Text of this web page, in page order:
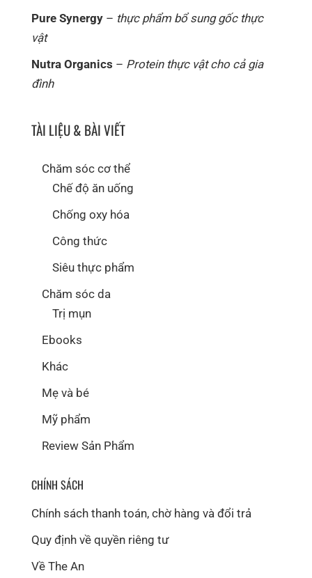
Pure Synergy – thực phẩm bổ sung gốc thực
vật
Nutra Organics – Protein thực vật cho cả gia
đình
TÀI LIỆU & BÀI VIẾT
Chăm sóc cơ thể
Chế độ ăn uống
Chống oxy hóa
Công thức
Siêu thực phẩm
Chăm sóc da
Trị mụn
Ebooks
Khác
Mẹ và bé
Mỹ phẩm
Review Sản Phẩm
CHÍNH SÁCH
Chính sách thanh toán, chờ hàng và đổi trả
Quy định về quyền riêng tư
Về The An